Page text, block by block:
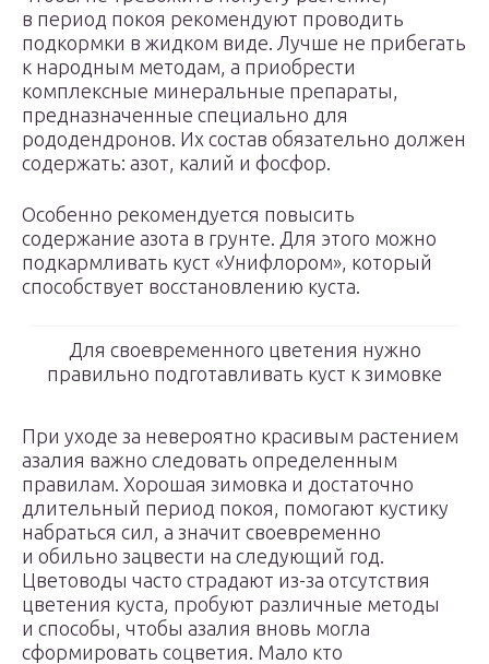
в период покоя рекомендуют проводить
подкормки в жидком виде. Лучше не прибегать
к народным методам, а приобрести
комплексные минеральные препараты,
предназначенные специально для
рододендронов. Их состав обязательно должен
содержать: азот, калий и фосфор.
Особенно рекомендуется повысить
содержание азота в грунте. Для этого можно
подкармливать куст «Унифлором», который
способствует восстановлению куста.
Для своевременного цветения нужно
правильно подготавливать куст к зимовке
При уходе за невероятно красивым растением
азалия важно следовать определенным
правилам. Хорошая зимовка и достаточно
длительный период покоя, помогают кустику
набраться сил, а значит своевременно
и обильно зацвести на следующий год.
Цветоводы часто страдают из-за отсутствия
цветения куста, пробуют различные методы
и способы, чтобы азалия вновь могла
сформировать соцветия. Мало кто